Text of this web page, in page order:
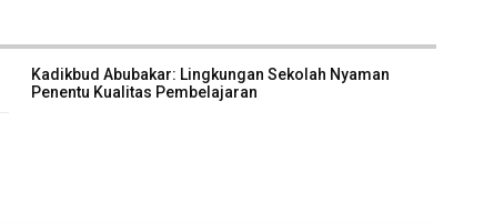
Kadikbud Abubakar: Lingkungan Sekolah Nyaman
Penentu Kualitas Pembelajaran